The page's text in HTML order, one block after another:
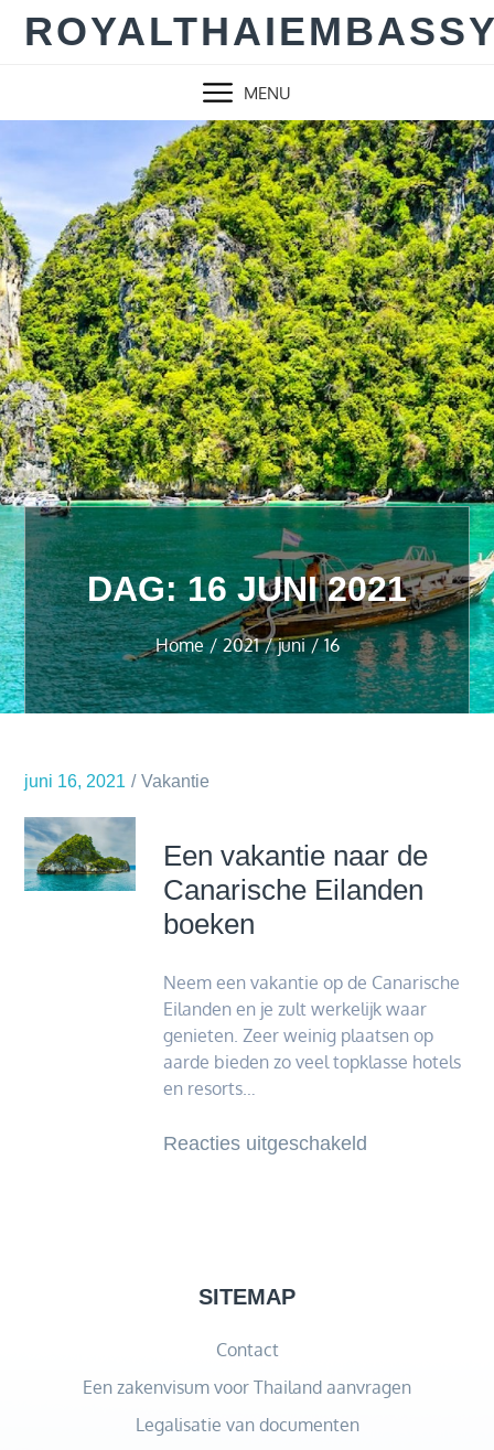
Skip
MENU
DAG:16 JUNI 2021
Home 2021 juni 16
juni 16, 2021 Vakantie
Een vakantie naar de
Canarische Eilanden
boeken
Neem een vakantie op de Canarische
Eilanden en je zult werkelijk waar
genieten. Zeer weinig plaatsen op
aarde bieden zo veel topklasse hotels
en resorts…
Reacties uitgeschakeld
SITEMAP
Contact
Een zakenvisum voor Thailand aanvragen
Legalisatie van documenten